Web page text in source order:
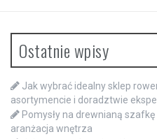
Ostatnie wpisy
Jak wybrać idealny sklep
asortymencie i doradztwie
Pomysły na drewnianą
aranżacja wnętrza